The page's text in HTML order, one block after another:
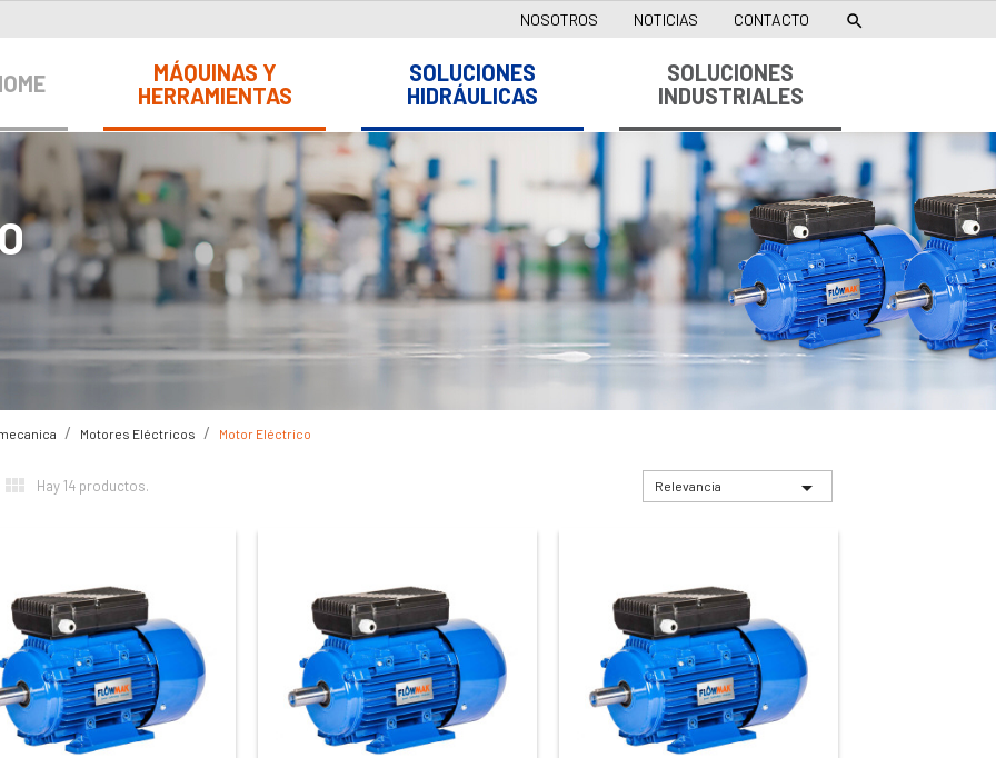
NOSOTROS NOTICIAS CONTACTO 
MÁQUINAS Y
HERRAMIENTAS
SOLUCIONES
HIDRÁULICAS
SOLUCIONES
INDUSTRIALES
Motores Eléctricos Motor Eléctrico
 Hay 14 productos. Relevancia 